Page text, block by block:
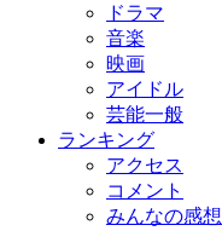
ドラマ
音楽
映画
アイドル
芸能一般
ランキング
アクセス
コメント
みんなの感想